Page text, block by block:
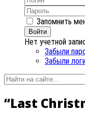
Запомнить
Войти
Нет учетной
Забыли
Забыли
“Last